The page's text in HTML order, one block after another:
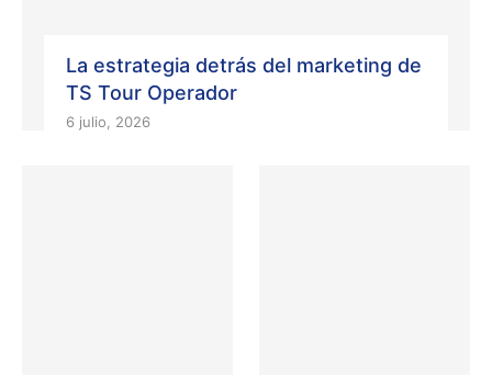
La estrategia detrás del marketing de
TS Tour Operador
6 julio, 2026